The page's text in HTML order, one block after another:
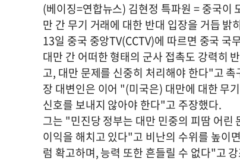
(베이징=연합뉴스) 김현정 특파원 = 중국이
만 간 무기 거래에 대한 반대 입장을 거듭 밝
13일 중국 중앙TV(CCTV)에 따르면 중국
대만 간 어떠한 형태의 군사 접촉도 강력히
고, 대만 문제를 신중히 처리해야 한다"고 촉
장 대변인은 이어 "(미국은) 대만에 대한 무
신호를 보내지 않아야 한다"고 주장했다.
그는 "민진당 정부는 대만 민중의 피땀 어
이익을 해치고 있다"고 비난의 수위를 높이
럼 확고하며, 능력 또한 흔들릴 수 없다"고